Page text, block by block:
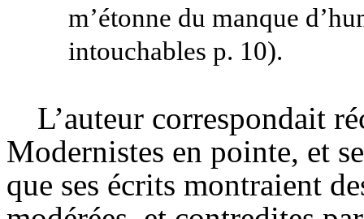
m’étonne du manque
intouchables p. 10).
L’auteur correspondait
Modernistes en pointe, et
que ses écrits montraient